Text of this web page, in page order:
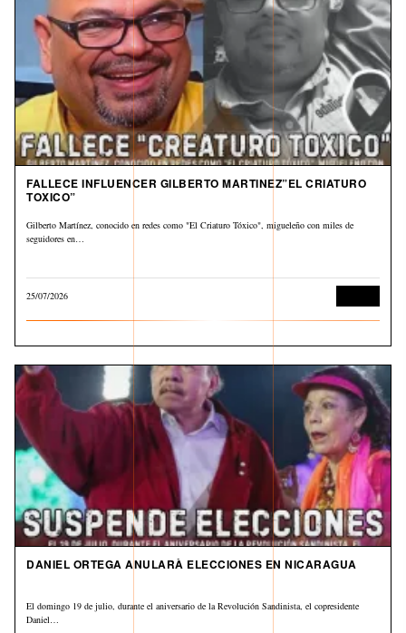
FALLECE INFLUENCER GILBERTO MARTINEZ”EL CRIATURO
TOXICO”
Gilberto Martínez, conocido en redes como "El Criaturo Tóxico", migueleño con miles de
seguidores en…
25/07/2026
DANIEL ORTEGA ANULARÀ ELECCIONES EN NICARAGUA
El domingo 19 de julio, durante el aniversario de la Revolución Sandinista, el copresidente
Daniel…